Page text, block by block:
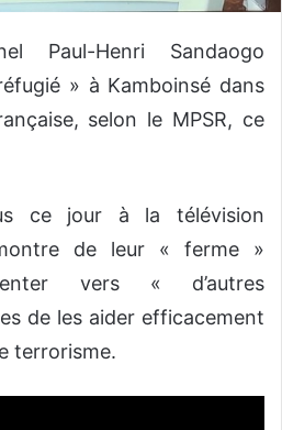
Paul-Henri Sandaogo
» à Kamboinsé dans
selon le MPSR, ce
ce jour à la télévision
de leur « ferme »
vers « d’autres
de les aider efficacement
terrorisme.